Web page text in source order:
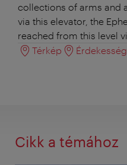
collections of arms and
via this elevator, the
reached from this level
Térkép
Cikk a témához